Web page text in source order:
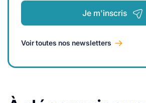
Je m'inscris
Voir toutes nos newsletters